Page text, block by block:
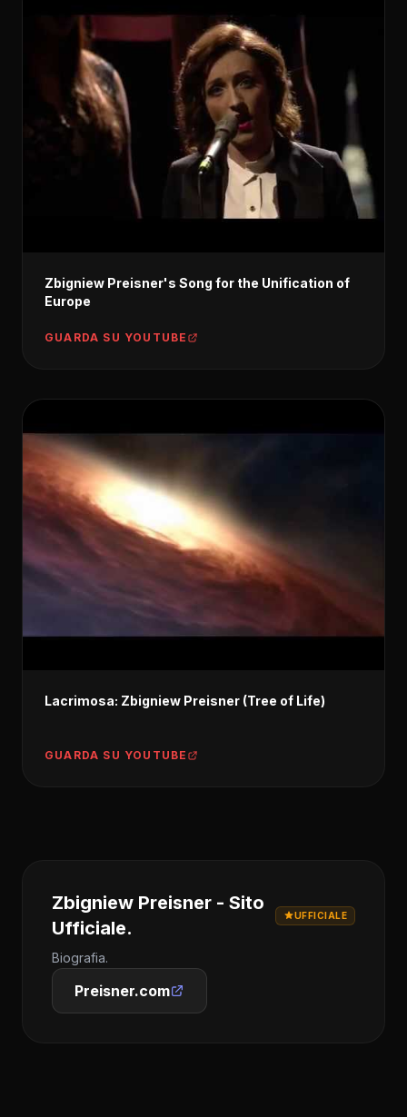
Zbigniew Preisner's Song for the Unification of
Europe
GUARDA SU YOUTUBE
Lacrimosa: Zbigniew Preisner (Tree of Life)
GUARDA SU YOUTUBE
Zbigniew Preisner - Sito
Ufficiale.
UFFICIALE
Biografia.
Preisner.com